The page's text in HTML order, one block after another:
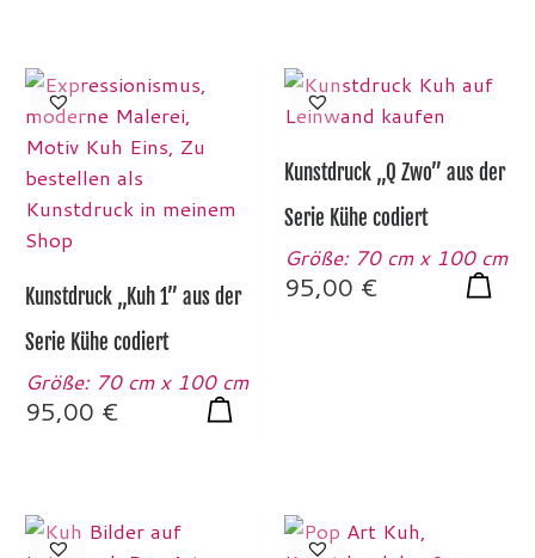
Kunstdruck „Kuh 1” aus der
Serie Kühe codiert
Größe: 70 cm x 100 cm
95,00 €
Kunstdruck „Q Zwo” aus der
Serie Kühe codiert
Größe: 70 cm x 100 cm
95,00 €